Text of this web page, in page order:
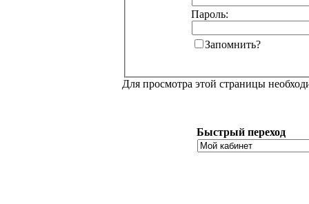
Пароль:
Запомнить?
Для просмотра этой страницы
Быстрый переход